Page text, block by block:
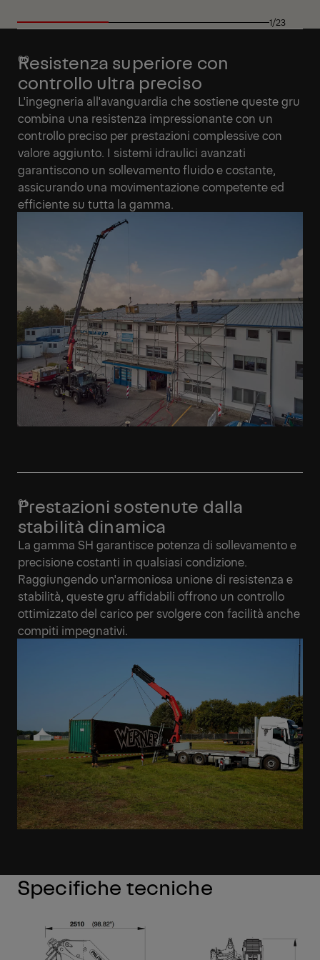
1/23
Resistenza superiore con
controllo ultra preciso
L'ingegneria all'avanguardia che sostiene queste gru
combina una resistenza impressionante con un
controllo preciso per prestazioni complessive con
valore aggiunto. I sistemi idraulici avanzati
garantiscono un sollevamento fluido e costante,
assicurando una movimentazione competente ed
efficiente su tutta la gamma.
Prestazioni sostenute dalla
stabilità dinamica
La gamma SH garantisce potenza di sollevamento e
precisione costanti in qualsiasi condizione.
Raggiungendo un'armoniosa unione di resistenza e
stabilità, queste gru affidabili offrono un controllo
ottimizzato del carico per svolgere con facilità anche
compiti impegnativi.
Specifiche tecniche